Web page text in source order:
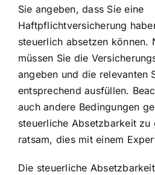
Sie angeben, dass Sie eine
Haftpflichtversicherung
steuerlich absetzen können.
müssen Sie die
angeben und die relevanten
entsprechend ausfüllen.
auch andere Bedingungen
steuerliche Absetzbarkeit zu
ratsam, dies mit einem
Die steuerliche